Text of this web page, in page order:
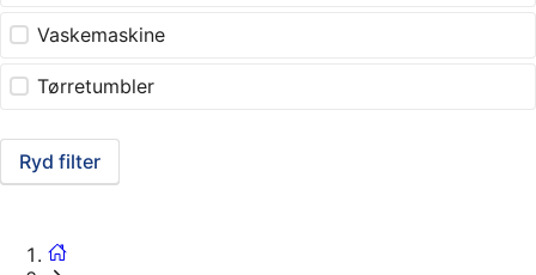
Vaskemaskine
Tørretumbler
Ryd filter